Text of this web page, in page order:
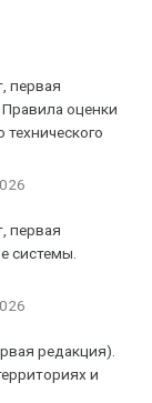
первая
оценки
первая
системы.
редакция).
и